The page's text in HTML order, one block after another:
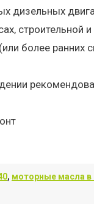
дизельных
строительной
более ранних
, моторные масла в